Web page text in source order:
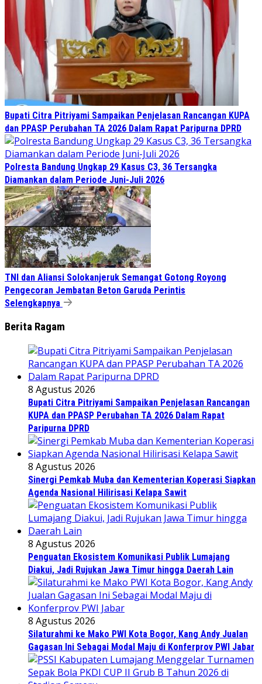
Bupati Citra Pitriyami Sampaikan Penjelasan Rancangan KUPA
dan PPASP Perubahan TA 2026 Dalam Rapat Paripurna DPRD
Polresta Bandung Ungkap 29 Kasus C3, 36 Tersangka
Diamankan dalam Periode Juni-Juli 2026
TNI dan Aliansi Solokanjeruk Semangat Gotong Royong
Pengecoran Jembatan Beton Garuda Perintis
Selengkapnya
Berita Ragam
8 Agustus 2026
Bupati Citra Pitriyami Sampaikan Penjelasan Rancangan
KUPA dan PPASP Perubahan TA 2026 Dalam Rapat
Paripurna DPRD
8 Agustus 2026
Sinergi Pemkab Muba dan Kementerian Koperasi Siapkan
Agenda Nasional Hilirisasi Kelapa Sawit
8 Agustus 2026
Penguatan Ekosistem Komunikasi Publik Lumajang
Diakui, Jadi Rujukan Jawa Timur hingga Daerah Lain
8 Agustus 2026
Silaturahmi ke Mako PWI Kota Bogor, Kang Andy Jualan
Gagasan Ini Sebagai Modal Maju di Konferprov PWI Jabar